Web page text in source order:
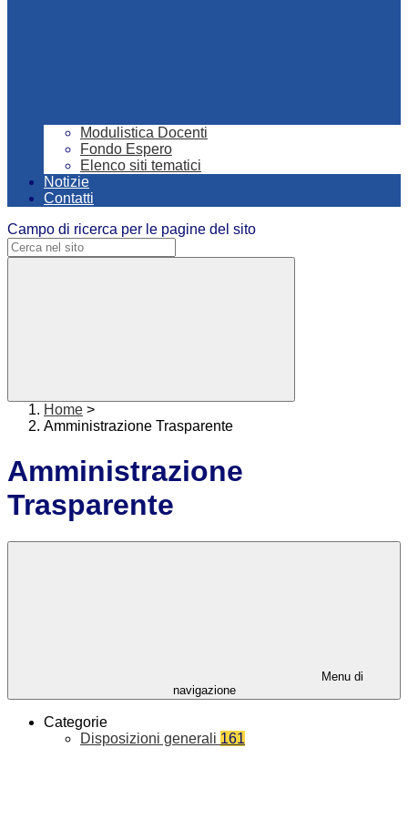
Modulistica Docenti
Fondo Espero
Elenco siti tematici
Notizie
Contatti
Campo di ricerca per le pagine del sito
Home >
Amministrazione Trasparente
Amministrazione
Trasparente
Menu di
navigazione
Categorie
Disposizioni generali 161